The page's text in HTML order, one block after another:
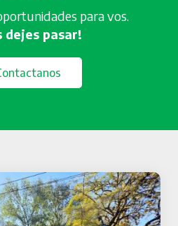
para vos.
dejes pasar!